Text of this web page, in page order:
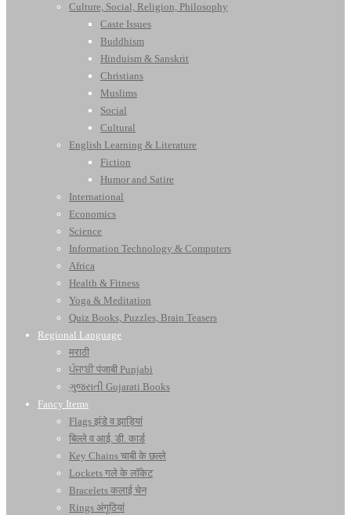
Culture, Social, Religion, Philosophy
Caste Issues
Buddhism
Hinduism & Sanskrit
Christians
Muslims
Social
Cultural
English Learning & Literature
Fiction
Humor and Satire
International
Economics
Science
Information Technology & Computers
Africa
Health & Fitness
Yoga & Meditation
Quiz Books, Puzzles, Brain Teasers
Regional Language
मराठी
ਪੰਜਾਬੀ पंजाबी Punjabi
ગુજરાતી Gujarati Books
Fancy Items
Flags झंडे व झाड़ियां
बिल्ले व आई. डी. कार्ड
Key Chains चाबी के छल्ले
Lockets गले के लॉकेट
Bracelets कलाई चेन
Rings अंगूठियां